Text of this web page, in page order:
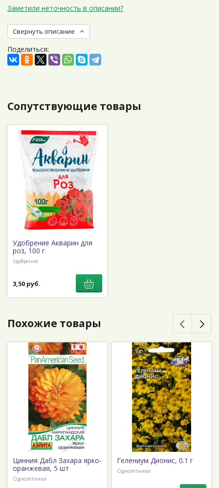
Заметили неточность в описании?
Свернуть описание
Поделиться:
Сопутствующие товары
Удобрение Акварин для
роз, 100 г
Удобрения
3,50 руб.
Похожие товары
Цинния Дабл Захара ярко-
оранжевая, 5 шт
Однолетники
Гелениум Дионис, 0.1 г
Однолетники